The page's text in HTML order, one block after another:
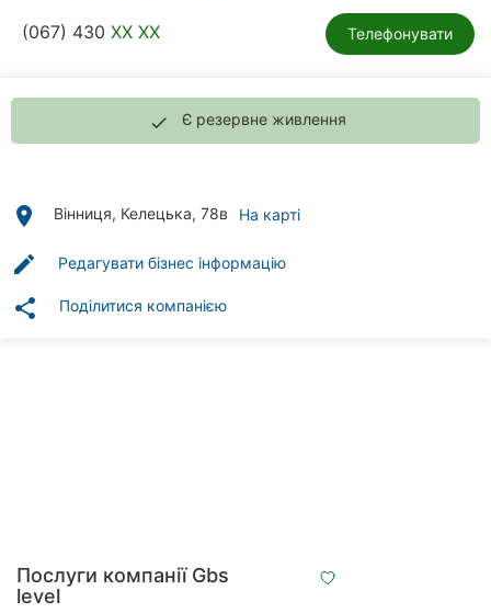
Всі
Всі
Вінниця
Кропивницький
(067) 430 XX XX Телефонувати
done Є резервне живлення
place Вінниця, Келецька, 78в На карті
edit Редагувати бізнес інформацію
share Поділитися компанією
Послуги компанії Gbs
level